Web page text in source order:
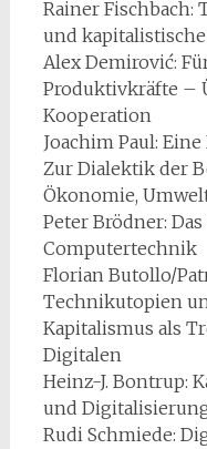
Rainer Fischbach:
und
Alex Demirović:
Produktivkräfte –
Kooperation
Joachim Paul:
Zur Dialektik der
Ökonomie,
Peter Brödner:
Computertechnik
Florian Butollo/
Technikutopien
Kapitalismus als
Digitalen
Heinz-J. Bontrup:
und
Rudi Schmiede: